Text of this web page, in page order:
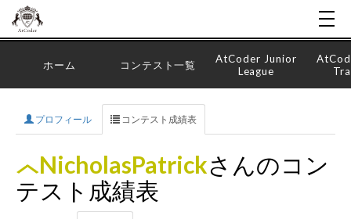
ホーム コンテスト一覧
AtCoder Junior
League
プロフィール コンテスト成績表
NicholasPatrickさんのコン
テスト成績表